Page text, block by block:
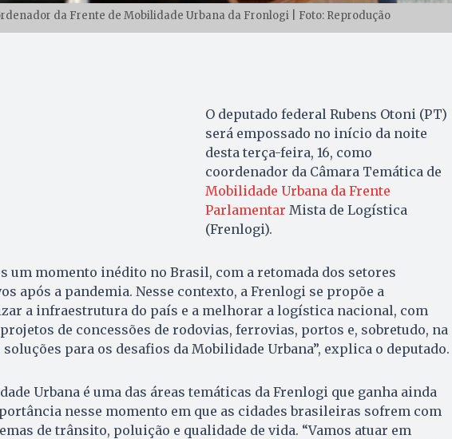
da Frente de Mobilidade Urbana da Fronlogi | Foto: Reprodução
O deputado federal Rubens Otoni (PT)
será empossado no início da noite
desta terça-feira, 16, como
coordenador da Câmara Temática de
Mobilidade Urbana da Frente
Parlamentar Mista de Logística
(Frenlogi).
um momento inédito no Brasil, com a retomada dos setores
após a pandemia. Nesse contexto, a Frenlogi se propõe a
a infraestrutura do país e a melhorar a logística nacional, com
de concessões de rodovias, ferrovias, portos e, sobretudo, na
soluções para os desafios da Mobilidade Urbana”, explica o deputado.
Urbana é uma das áreas temáticas da Frenlogi que ganha ainda
nesse momento em que as cidades brasileiras sofrem com
de trânsito, poluição e qualidade de vida. “Vamos atuar em